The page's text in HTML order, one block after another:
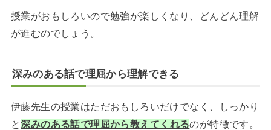
授業がおもしろいので勉強が楽しくなり、どんどん理解
が進むのでしょう。
深みのある話で理屈から理解できる
伊藤先生の授業はただおもしろいだけでなく、しっかり
と深みのある話で理屈から教えてくれるのが特徴です。